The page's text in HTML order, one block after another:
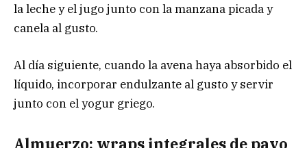
la leche y el jugo junto con la manzana picada y
canela al gusto.
Al día siguiente, cuando la avena haya absorbido el
líquido, incorporar endulzante al gusto y servir
junto con el yogur griego.
Almuerzo: wraps integrales de pavo